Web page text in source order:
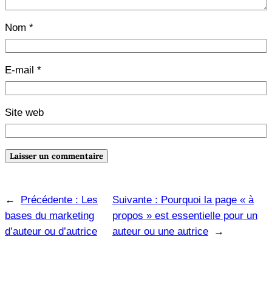
Nom *
E-mail *
Site web
← Précédente : Les
bases du marketing
d’auteur ou d’autrice
Suivante : Pourquoi la page « à
propos » est essentielle pour un
auteur ou une autrice
→